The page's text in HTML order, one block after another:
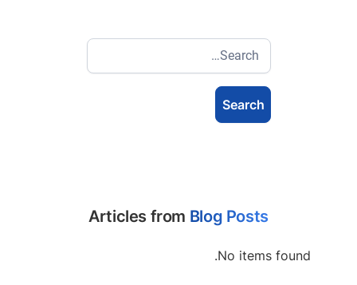
Articles from Blog Posts
No items found.